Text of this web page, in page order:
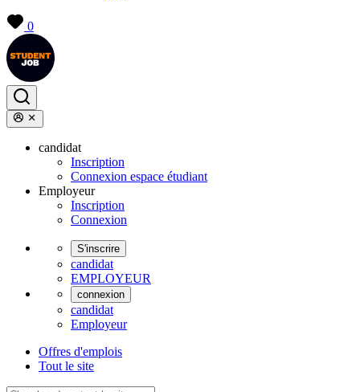
0
candidat
Inscription
Connexion espace étudiant
Employeur
Inscription
Connexion
S'inscrire
candidat
EMPLOYEUR
connexion
candidat
Employeur
Offres d'emplois
Tout le site